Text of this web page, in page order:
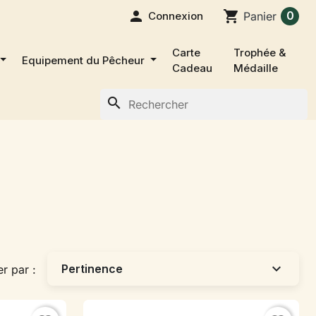
 Connexion shopping_cart Panier 0
Equipement du Pêcheur
Carte
Cadeau
Trophée &
Médaille
search
par : Pertinence expand_more